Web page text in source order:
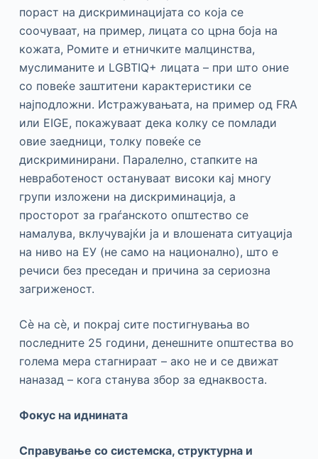
пораст на дискриминацијата со која се
соочуваат, на пример, лицата со црна боја на
кожата, Ромите и етничките малцинства,
муслиманите и LGBTIQ+ лицата – при што оние
со повеќе заштитени карактеристики се
најподложни. Истражувањата, на пример од FRA
или EIGE, покажуваат дека колку се помлади
овие заедници, толку повеќе се
дискриминирани. Паралелно, стапките на
невработеност остануваат високи кај многу
групи изложени на дискриминација, а
просторот за граѓанското општество се
намалува, вклучувајќи ја и влошената ситуација
на ниво на ЕУ (не само на национално), што е
речиси без преседан и причина за сериозна
загриженост.
Сè на сè, и покрај сите постигнувања во
последните 25 години, денешните општества во
голема мера стагнираат – ако не и се движат
наназад – кога станува збор за еднаквоста.
Фокус на иднината
Справување со системска, структурна и